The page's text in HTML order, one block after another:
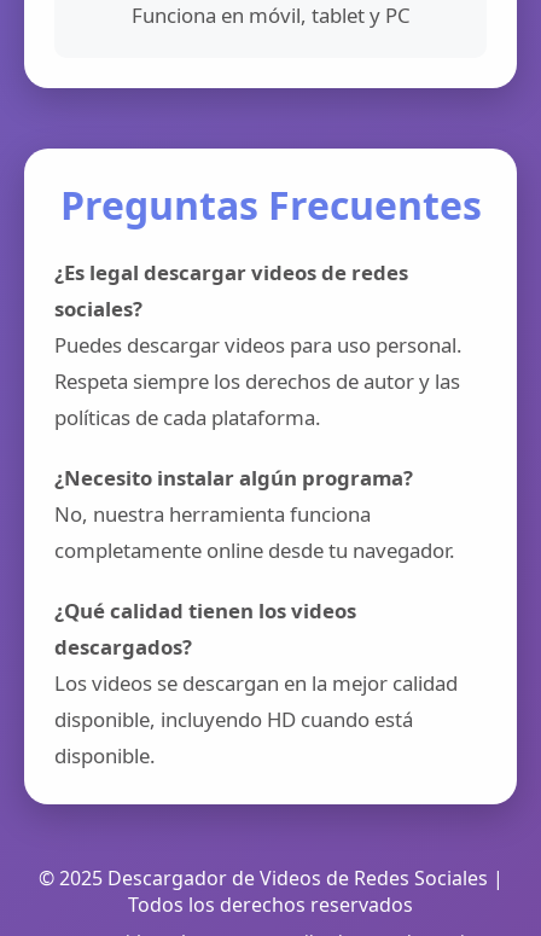
Funciona en móvil, tablet y PC
Preguntas Frecuentes
¿Es legal descargar videos de redes
sociales?
Puedes descargar videos para uso personal.
Respeta siempre los derechos de autor y las
políticas de cada plataforma.
¿Necesito instalar algún programa?
No, nuestra herramienta funciona
completamente online desde tu navegador.
¿Qué calidad tienen los videos
descargados?
Los videos se descargan en la mejor calidad
disponible, incluyendo HD cuando está
disponible.
© 2025 Descargador de Videos de Redes Sociales |
Todos los derechos reservados